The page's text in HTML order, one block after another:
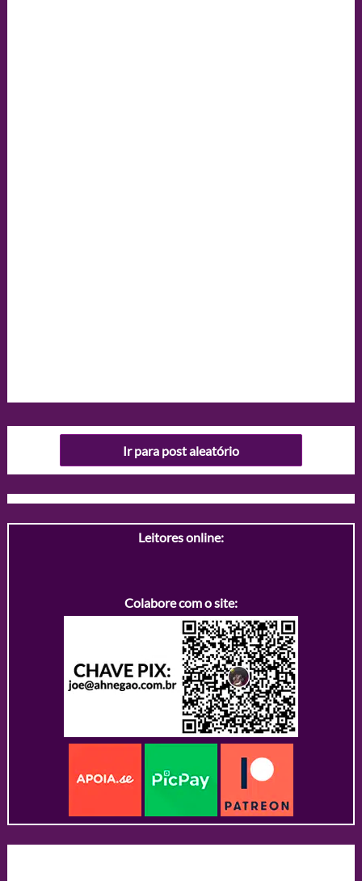
Ir para post aleatório
Leitores online:
Colabore com o site: